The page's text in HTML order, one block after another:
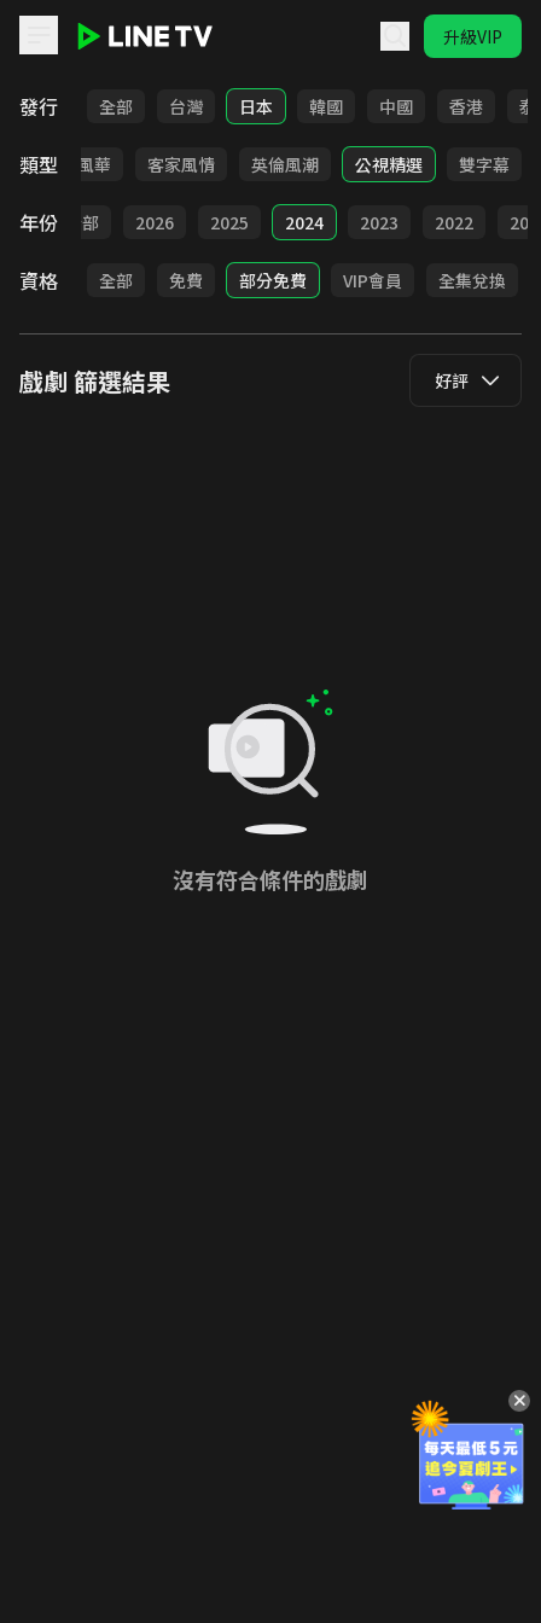
升級VIP
發行 全部 台灣 日本 韓國 中國 香港 泰
類型台語風華 客家風情 英倫風潮 公視精選 雙字幕
年份 全部 2026 2025 2024 2023 2022
資格 全部 免費 部分免費 VIP會員 全集兌換
戲劇 篩選結果 好評
沒有符合條件的戲劇